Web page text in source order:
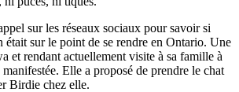
sur les réseaux sociaux pour savoir si
était sur le point de se rendre en Ontario. Une
et rendant actuellement visite à sa famille à
Elle a proposé de prendre le chat
Birdie chez elle.